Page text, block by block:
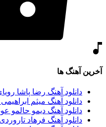
آخرین آهنگ ها
دانلود آهنگ رضا پاشا
دانلود آهنگ میثم
دانلود آهنگ دیمو حالمو
دانلود آهنگ فرهاد